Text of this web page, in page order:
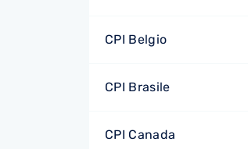
CPI Belgio
CPI Brasile
CPI Canada